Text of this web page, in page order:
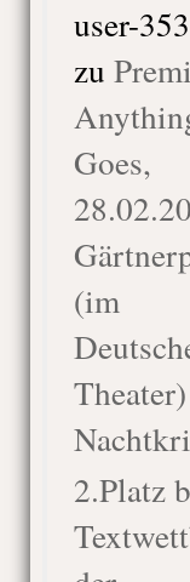
user-
zu
Goes,
(im
2.Platz